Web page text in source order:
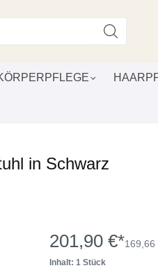
in Schwarz
201,90 €*169,66
Inhalt: 1 Stück